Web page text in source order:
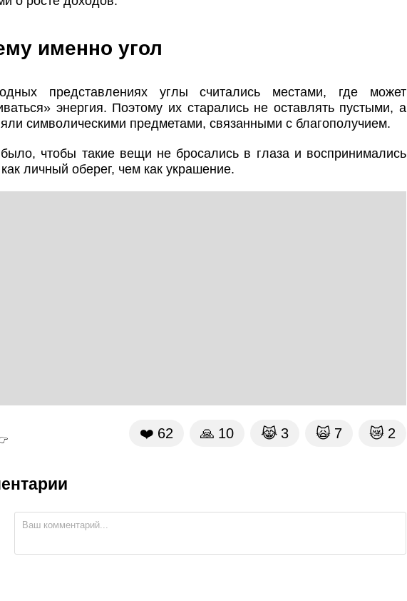
именно угол
представлениях углы считались местами, где может
энергия. Поэтому их старались не оставлять пустыми, а
символическими предметами, связанными с благополучием.
чтобы такие вещи не бросались в глаза и воспринимались
личный оберег, чем как украшение.
❤️ 62 🙏 10 😹 3 🙀 7 😿 2